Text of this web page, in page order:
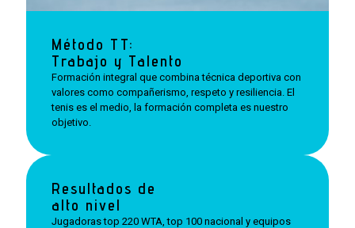
Método TT:
Trabajo y Talento
Formación integral que combina técnica deportiva con
valores como compañerismo, respeto y resiliencia. El
tenis es el medio, la formación completa es nuestro
objetivo.
Resultados de
alto nivel
Jugadoras top 220 WTA, top 100 nacional y equipos